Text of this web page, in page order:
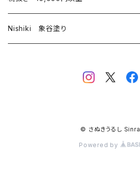
Nishiki 象谷塗り
© さぬきうるし Sinra
Powered by